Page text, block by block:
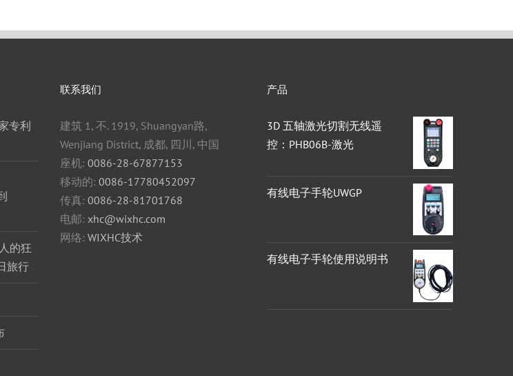
专利
的狂
旅行
联系我们
建筑 1, 不. 1919, Shuangyan路,
Wenjiang District, 成都, 四川, 中国
座机: 0086-28-67877153
移动的: 0086-17780452097
传真: 0086-28-81701768
电邮: xhc@wixhc.com
网络: WIXHC技术
产品
3D 五轴激光切割无线遥
控：PHB06B-激光
有线电子手轮UWGP
有线电子手轮使用说明书